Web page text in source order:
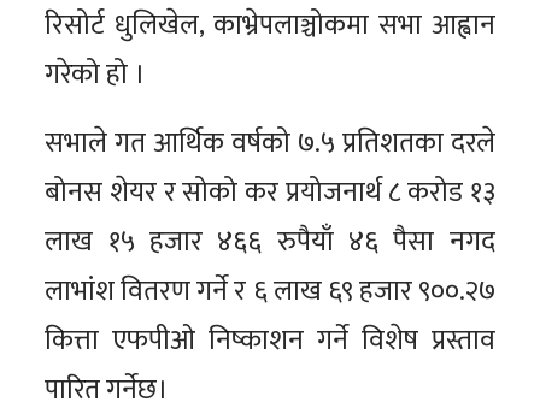
रिसोर्ट धुलिखेल, काभ्रेपलाञ्चोकमा सभा आह्वान
गरेको हो ।
सभाले गत आर्थिक वर्षको ७.५ प्रतिशतका दरले
बोनस शेयर र सोको कर प्रयोजनार्थ ८ करोड १३
लाख १५ हजार ४६६ रुपैयाँ ४६ पैसा नगद
लाभांश वितरण गर्ने र ६ लाख ६९ हजार ९००.२७
कित्ता एफपीओ निष्काशन गर्ने विशेष प्रस्ताव
पारित गर्नेछ।